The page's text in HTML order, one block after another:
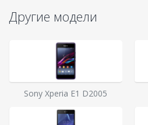
Другие модели
Sony Xperia E1 D2005